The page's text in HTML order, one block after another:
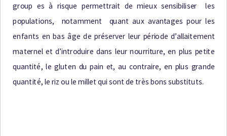
group es à risque permettrait demieuxsensibiliser les
populations, notamment quantaux avantagespourles
enfants enbasâgedepréserver leur périoded’allaitement
materneletd’introduiredans leurnourriture,en plus petite
quantité,legluten du pain et, au contraire, en plus grande
quantité, le riz ou lemilletquisontde très bonssubstituts.